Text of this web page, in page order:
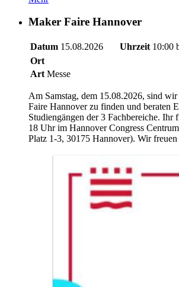
Maker Faire Hannover
Datum 15.08.2026 Uhrzeit 10:00
Ort
Art Messe
Am Samstag, dem 15.08.2026, sind
Faire Hannover zu finden und beraten
Studiengängen der 3 Fachbereiche. Ihr
18 Uhr im Hannover Congress
Platz 1-3, 30175 Hannover). Wir